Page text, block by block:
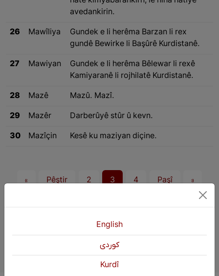
avedankirin.
26 Mawîliya
Gundek e li herêma Barzan li rex
gundê Bewirke li Başûrê Kurdistanê.
27 Mawiyan
Gundek e li herêma Bêlewar li rexê
Kamiyaranê li rojhilatê Kurdistanê.
28 Mazê Mazû. Mazî.
29 Mazêr Darberûyê stûr û kevn.
30 Mazîçin Kesê ku maziyan diçine.
« Pêştir 2 3 4 Paşî »
English
كوردی
Kurdî